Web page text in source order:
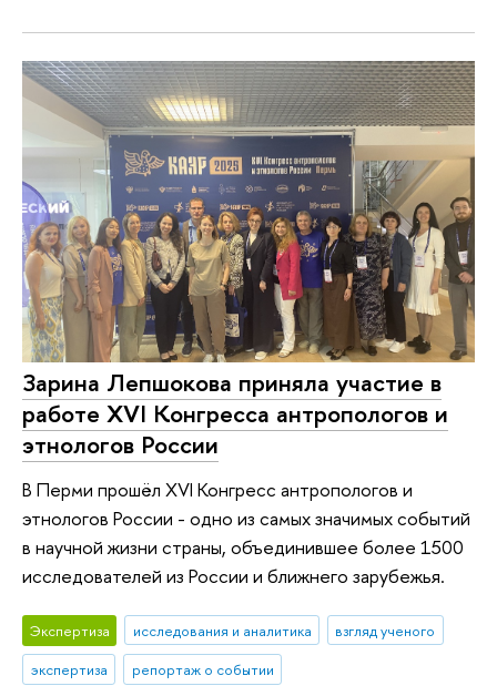
Зарина Лепшокова приняла участие в
работе XVI Конгресса антропологов и
этнологов России
В Перми прошёл XVI Конгресс антропологов и
этнологов России - одно из самых значимых событий
в научной жизни страны, объединившее более 1500
исследователей из России и ближнего зарубежья.
Экспертиза исследования и аналитика
взгляд ученого
экспертиза
репортаж о событии